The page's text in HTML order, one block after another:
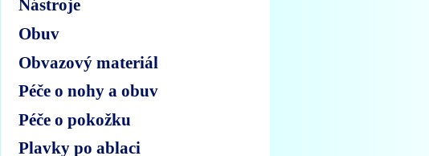
Nástroje
Obuv
Obvazový materiál
Péče o nohy a obuv
Péče o pokožku
Plavky po ablaci